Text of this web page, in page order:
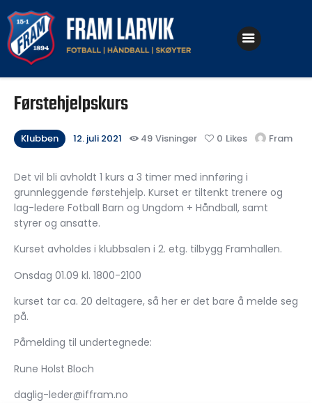
Fotball
Håndball
Førstehjelpskurs
Klubben 12. juli 2021 49 Visninger 0 Likes Fram
Det vil bli avholdt 1 kurs a 3 timer med innføring i
grunnleggende førstehjelp. Kurset er tiltenkt trenere og
lag-ledere Fotball Barn og Ungdom + Håndball, samt
styrer og ansatte.
Kurset avholdes i klubbsalen i 2. etg. tilbygg Framhallen.
Onsdag 01.09 kl. 1800-2100
kurset tar ca. 20 deltagere, så her er det bare å melde seg
på.
Påmelding til undertegnede:
Rune Holst Bloch
daglig-leder@iffram.no